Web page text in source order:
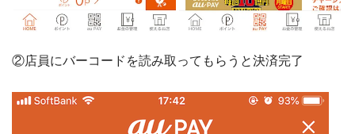
②店員にバーコードを読み取ってもらうと決済完了